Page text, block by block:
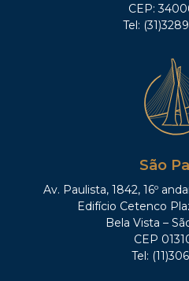
CEP:
Tel:
São
Av. Paulista, 1842, 16º
Edifício Cetenco
Bela Vista –
CEP
Tel: